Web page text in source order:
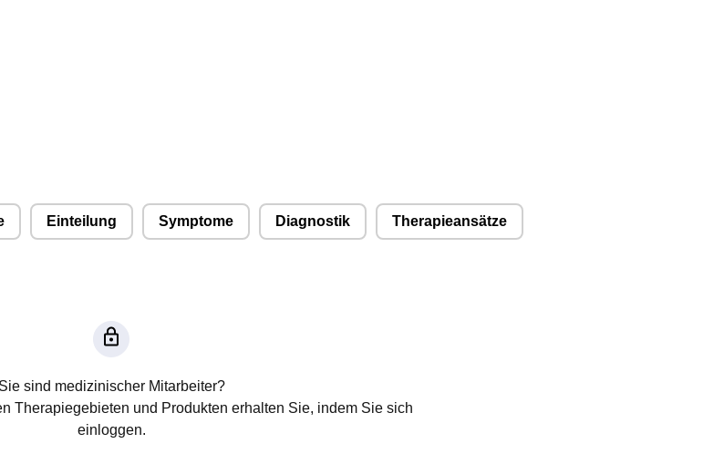
Einteilung Symptome Diagnostik Therapieansätze
Sie sind medizinischer Mitarbeiter?
Therapiegebieten und Produkten erhalten Sie, indem Sie sich
einloggen.